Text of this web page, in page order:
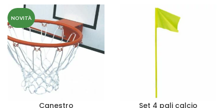
NOVITÀ
Canestro Set 4 pali calcio